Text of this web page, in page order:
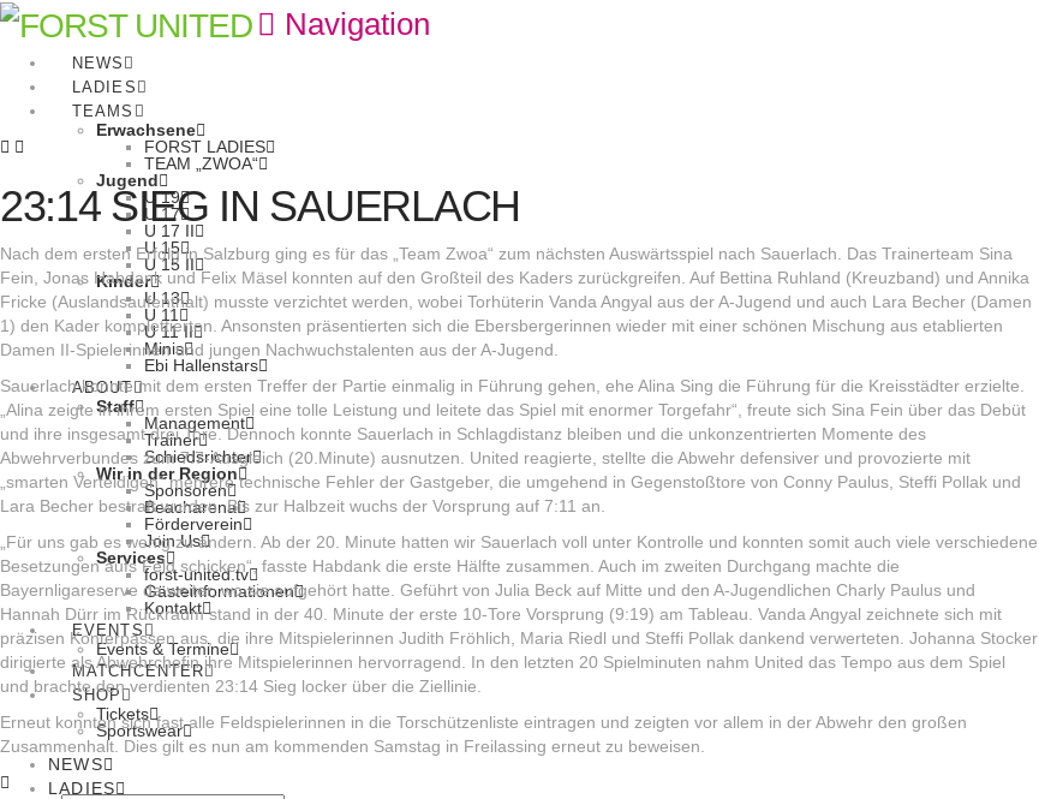
Navigation
NEWS
LADIES
TEAMS
Erwachsene
FORST LADIES
TEAM „ZWOA“
Jugend
U 19
U 17
U 17 II
U 15
U 15 II
Kinder
U 13
U 11
U 11 II
Minis
Ebi Hallenstars
ABOUT
Staff
Management
Trainer
Schiedsrichter
Wir in der Region
Sponsoren
Beacharena
Förderverein
Join Us
Services
forst-united.tv
Gästeinformationen
Kontakt
EVENTS
Events & Termine
MATCHCENTER
SHOP
Tickets
Sportswear
NEWS
LADIES
23:14 SIEG IN SAUERLACH
Nach dem ersten Erfolg in Salzburg ging es für das „Team Zwoa“ zum nächsten Auswärtsspiel nach Sauerlach. Das Trainerteam Sina
Fein, Jonas Habdank und Felix Mäsel konnten auf den Großteil des Kaders zurückgreifen. Auf Bettina Ruhland (Kreuzband) und Annika
Fricke (Auslandsaufenthalt) musste verzichtet werden, wobei Torhüterin Vanda Angyal aus der A-Jugend und auch Lara Becher (Damen
1) den Kader komplettierten. Ansonsten präsentierten sich die Ebersbergerinnen wieder mit einer schönen Mischung aus etablierten
Damen II-Spielerinnen und jungen Nachwuchstalenten aus der A-Jugend.
Sauerlach konnte mit dem ersten Treffer der Partie einmalig in Führung gehen, ehe Alina Sing die Führung für die Kreisstädter erzielte.
„Alina zeigte in ihrem ersten Spiel eine tolle Leistung und leitete das Spiel mit enormer Torgefahr“, freute sich Sina Fein über das Debüt
und ihre insgesamt drei Tore. Dennoch konnte Sauerlach in Schlagdistanz bleiben und die unkonzentrierten Momente des
Abwehrverbundes zum 7:7-Ausgleich (20.Minute) ausnutzen. United reagierte, stellte die Abwehr defensiver und provozierte mit
„smarten Verteidigen“ mehrere technische Fehler der Gastgeber, die umgehend in Gegenstoßtore von Conny Paulus, Steffi Pollak und
Lara Becher bestraft wurden. Bis zur Halbzeit wuchs der Vorsprung auf 7:11 an.
„Für uns gab es wenig zu ändern. Ab der 20. Minute hatten wir Sauerlach voll unter Kontrolle und konnten somit auch viele verschiedene
Besetzungen aufs Feld schicken“, fasste Habdank die erste Hälfte zusammen. Auch im zweiten Durchgang machte die
Bayernligareserve da weiter, wo sie aufgehört hatte. Geführt von Julia Beck auf Mitte und den A-Jugendlichen Charly Paulus und
Hannah Dürr im Rückraum stand in der 40. Minute der erste 10-Tore Vorsprung (9:19) am Tableau. Vanda Angyal zeichnete sich mit
präzisen Konterpässen aus, die ihre Mitspielerinnen Judith Fröhlich, Maria Riedl und Steffi Pollak dankend verwerteten. Johanna Stocker
dirigierte als Abwehrchefin ihre Mitspielerinnen hervorragend. In den letzten 20 Spielminuten nahm United das Tempo aus dem Spiel
und brachte den verdienten 23:14 Sieg locker über die Ziellinie.
Erneut konnten sich fast alle Feldspielerinnen in die Torschützenliste eintragen und zeigten vor allem in der Abwehr den großen
Zusammenhalt. Dies gilt es nun am kommenden Samstag in Freilassing erneut zu beweisen.